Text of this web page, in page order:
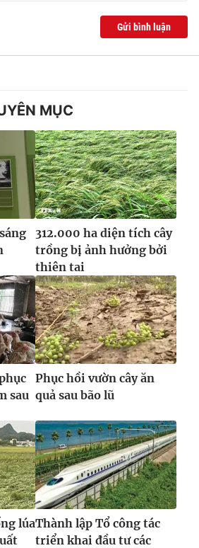
hình thức nếu không có sự chấp
rõ nguồn VTV.vn khi phát hành lại
Gửi bình luận
MỤC
312.000 ha diện tích cây
trồng bị ảnh hưởng bởi
thiên tai
sau
Phục hồi vườn cây ăn
quả sau bão lũ
lúaThành lập Tổ công tác
triển khai đầu tư các